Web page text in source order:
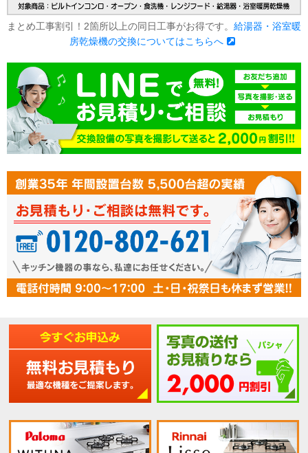
まとめ工事割引！2箇所以上の同日工事がお得です。 給湯器・浴室暖
房乾燥機の交換についてはこちらへ